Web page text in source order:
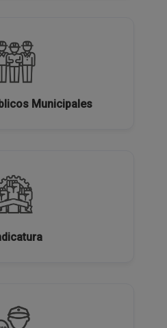
Municipales